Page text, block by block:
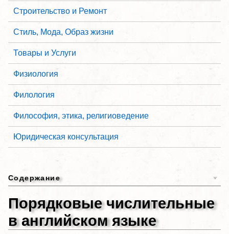
Строительство и Ремонт
Стиль, Мода, Образ жизни
Товары и Услуги
Физиология
Филология
Философия, этика, религиоведение
Юридическая консультация
Содержание
Порядковые числительные
в английском языке